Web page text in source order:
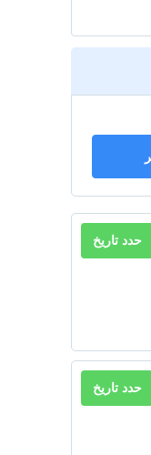
حدد تاريخ
حدد تاريخ